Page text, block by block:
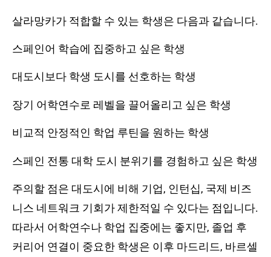
살라망카가 적합할 수 있는 학생은 다음과 같습니다.
스페인어 학습에 집중하고 싶은 학생
대도시보다 학생 도시를 선호하는 학생
장기 어학연수로 레벨을 끌어올리고 싶은 학생
비교적 안정적인 학업 루틴을 원하는 학생
스페인 전통 대학 도시 분위기를 경험하고 싶은 학생
주의할 점은 대도시에 비해 기업, 인턴십, 국제 비즈
니스 네트워크 기회가 제한적일 수 있다는 점입니다.
따라서 어학연수나 학업 집중에는 좋지만, 졸업 후
커리어 연결이 중요한 학생은 이후 마드리드, 바르셀